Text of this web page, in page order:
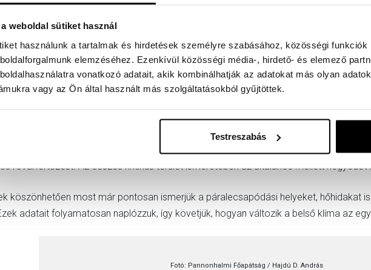
a weboldal sütiket használ
használunk a tartalmak és hirdetések személyre szabásához, közösségi
elemzéséhez. Ezenkívül közösségi média-, hirdető- és elemező
vonatkozó adatait, akik kombinálhatják az adatokat más olyan
vagy az Ön által használt más szolgáltatásokból gyűjtöttek.
Testreszabás
a könyvek kicsomagolása és laponkénti megtisztítása, átvizsgálása és
szakemberek minden egyes könyvnél feljegyezték, hogy melyiken, milyen sérülés
során 200 év története rajzolódott ki, amire a monitorozást építjük. A
lehetetlen volt megállapítani, hogy mikor keletkeztek pontosan a fúrásnyomok. A
rovarfertőzést. Az összes kritikus terület ismeretében az általános mellett
köszönhetően most már pontosan ismerjük a páralecsapódási helyeket, hőhidakat
adatait folyamatosan naplózzuk, így követjük, hogyan változik a belső klíma az
Fotó: Pannonhalmi Főapátság / Hajdú D. András